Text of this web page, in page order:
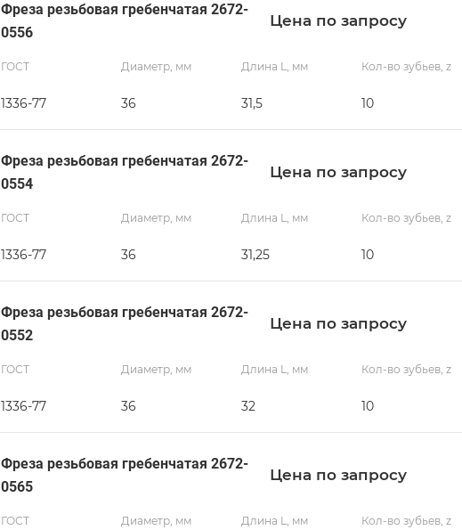
Фреза резьбовая гребенчатая 2672-
0556
Цена по запросу
ГОСТ
1336-77
Диаметр, мм
36
Длина L, мм
31,5
Кол-во зубьев, z
10
Фреза резьбовая гребенчатая 2672-
0554
Цена по запросу
ГОСТ
1336-77
Диаметр, мм
36
Длина L, мм
31,25
Кол-во зубьев, z
10
Фреза резьбовая гребенчатая 2672-
0552
Цена по запросу
ГОСТ
1336-77
Диаметр, мм
36
Длина L, мм
32
Кол-во зубьев, z
10
Фреза резьбовая гребенчатая 2672-
0565
Цена по запросу
ГОСТ Диаметр, мм Длина L, мм Кол-во зубьев, z